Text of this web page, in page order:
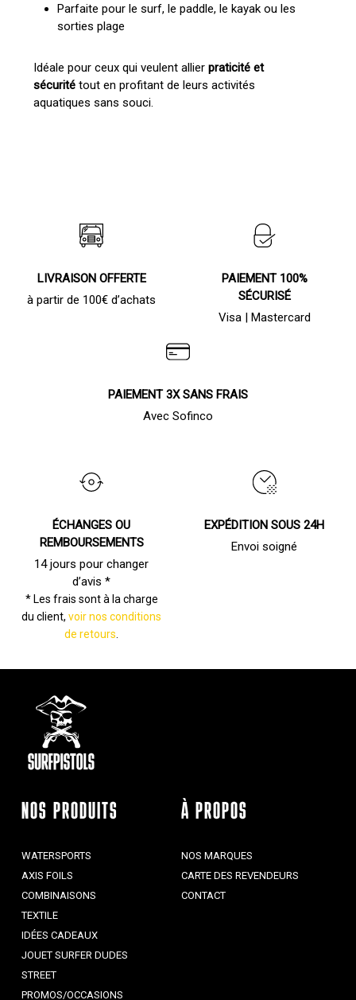
Parfaite pour le surf, le paddle, le kayak ou les
sorties plage
Idéale pour ceux qui veulent allier praticité et
sécuritétout en profitant de leurs activités
aquatiques sans souci.
LIVRAISON OFFERTE
à partir de 100€ d’achats
PAIEMENT 100%
SÉCURISÉ
Visa | Mastercard
PAIEMENT 3X SANS FRAIS
Avec Sofinco
ÉCHANGES OU
REMBOURSEMENTS
14 jours pour changer
d’avis *
* Les frais sont à la charge
du client,voir nos conditions
de retours
EXPÉDITION SOUS 24H
Envoi soigné
NOS PRODUITS
WATERSPORTS
AXIS FOILS
COMBINAISONS
TEXTILE
IDÉES CADEAUX
JOUET SURFER DUDES
STREET
PROMOS/OCCASIONS
À PROPOS
NOS MARQUES
CARTE DES REVENDEURS
CONTACT